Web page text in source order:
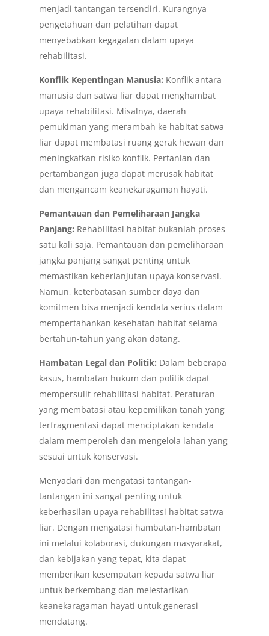
menjadi tantangan tersendiri. Kurangnya
pengetahuan dan pelatihan dapat
menyebabkan kegagalan dalam upaya
rehabilitasi.
Konflik Kepentingan Manusia: Konflik antara
manusia dan satwa liar dapat menghambat
upaya rehabilitasi. Misalnya, daerah
pemukiman yang merambah ke habitat satwa
liar dapat membatasi ruang gerak hewan dan
meningkatkan risiko konflik. Pertanian dan
pertambangan juga dapat merusak habitat
dan mengancam keanekaragaman hayati.
Pemantauan dan Pemeliharaan Jangka
Panjang: Rehabilitasi habitat bukanlah proses
satu kali saja. Pemantauan dan pemeliharaan
jangka panjang sangat penting untuk
memastikan keberlanjutan upaya konservasi.
Namun, keterbatasan sumber daya dan
komitmen bisa menjadi kendala serius dalam
mempertahankan kesehatan habitat selama
bertahun-tahun yang akan datang.
Hambatan Legal dan Politik: Dalam beberapa
kasus, hambatan hukum dan politik dapat
mempersulit rehabilitasi habitat. Peraturan
yang membatasi atau kepemilikan tanah yang
terfragmentasi dapat menciptakan kendala
dalam memperoleh dan mengelola lahan yang
sesuai untuk konservasi.
Menyadari dan mengatasi tantangan-
tantangan ini sangat penting untuk
keberhasilan upaya rehabilitasi habitat satwa
liar. Dengan mengatasi hambatan-hambatan
ini melalui kolaborasi, dukungan masyarakat,
dan kebijakan yang tepat, kita dapat
memberikan kesempatan kepada satwa liar
untuk berkembang dan melestarikan
keanekaragaman hayati untuk generasi
mendatang.